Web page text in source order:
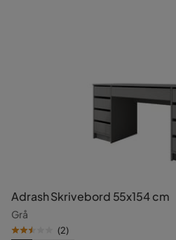
Adrash Skrivebord 55x154 cm
Grå
(2)